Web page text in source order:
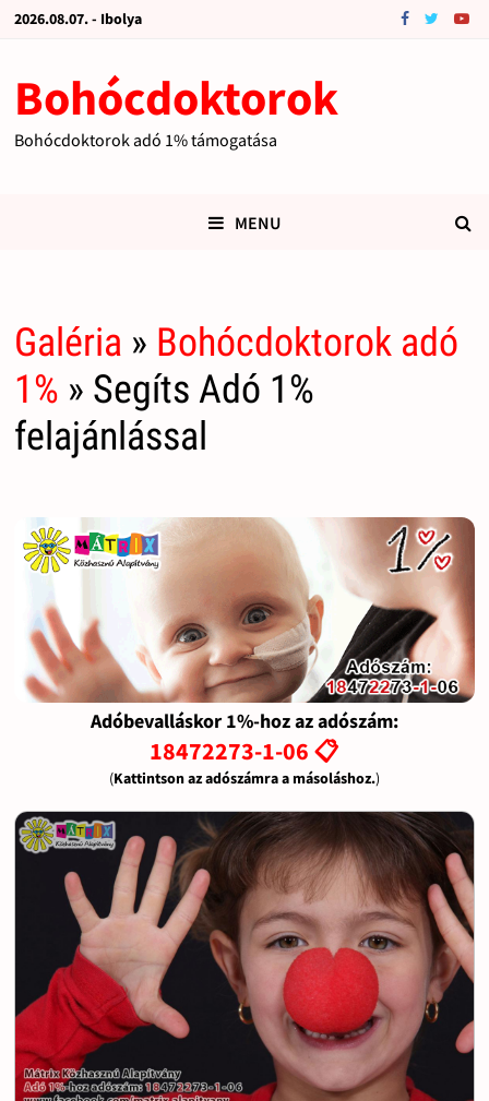
2026.08.07. - Ibolya
Bohócdoktorok
Bohócdoktorok adó 1% támogatása
MENU
Galéria » Bohócdoktorok adó
1% » Segíts Adó 1%
felajánlással
Adóbevalláskor 1%-hoz az adószám:
18472273-1-06 📋
(Kattintson az adószámra a másoláshoz.)